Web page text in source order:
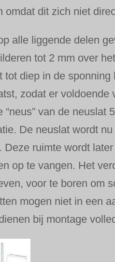
omdat dit zich niet
alle liggende delen
tot 2 mm over
tot diep in de
zodat er
“neus” van de neuslat
De neuslat wordt
Deze ruimte wordt
op te vangen. Het
voor te boren om
mogen niet in een
bij montage